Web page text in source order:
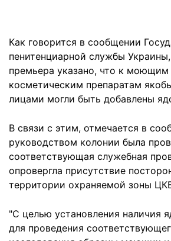
Как говорится в сообщении
пенитенциарной службы
премьера указано, что к моющим
косметическим препаратам
лицами могли быть добавлены
В связи с этим, отмечается в
руководством колонии была
соответствующая служебная
опровергла присутствие
территории охраняемой зоны
"С целью установления наличия
для проведения